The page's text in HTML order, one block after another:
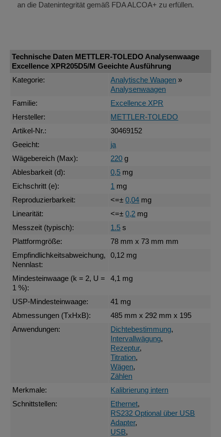
an die Datenintegrität gemäß FDA ALCOA+ zu erfüllen.
Technische Daten METTLER-TOLEDO Analysenwaage
Excellence XPR205D5/M Geeichte Ausführung
Kategorie:
Analytische Waagen »
Analysenwaagen
Familie:
Excellence XPR
Hersteller:
METTLER-TOLEDO
Artikel-Nr.:
30469152
Geeicht:
ja
Wägebereich (Max):
220 g
Ablesbarkeit (d):
0,5 mg
Eichschritt (e):
1 mg
Reproduzierbarkeit:
<=±0,04 mg
Linearität:
<=±0,2 mg
Messzeit (typisch):
1.5 s
Plattformgröße:
78 mm x 73 mm mm
Empfindlichkeitsabweichung,
Nennlast:
0,12 mg
Mindesteinwaage (k = 2, U =
1 %):
4,1 mg
USP-Mindesteinwaage:
41 mg
Abmessungen (TxHxB):
485 mm x 292 mm x 195
Anwendungen:
Dichtebestimmung,
Intervallwägung,
Rezeptur,
Titration,
Wägen,
Zählen
Merkmale:
Kalibrierung intern
Schnittstellen:
Ethernet,
RS232 Optional über USB
Adapter,
USB,